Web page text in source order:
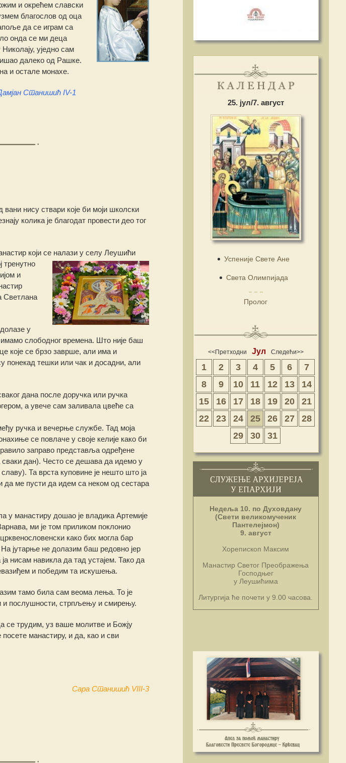
и окрећем славски
благослов од оца
да се играм са
онда се ми деца
уједно сам
далеко од Рашке.
и остале монахе.
Станишић IV-1
нису ствари које би моји школски
колика је благодат провести део тог
који се налази у селу Леушићи
тренутно
и
Светлана
у
слободног времена. Што није баш
које се брзо заврше, али има и
понекад тешки или чак и досадни, али
дана после доручка или ручка
а увече сам заливала цвеће са
ручка и вечерње службе. Тад моја
се повлаче у своје келије како би
заправо представља одређене
сваки дан). Често се дешава да идемо у
Та врста куповине је нешто што ја
ме пусти да идем са неком од сестара
у манастиру дошао је владика Артемије
ми је том приликом поклонио
како бих могла бар
јутарње не долазим баш редовно јер
нисам навикла да тад устајем. Тако да
и победим та искушења.
тамо била сам веома лења. То је
и послушности, стрпљењу и смирeњу.
се трудим, уз ваше молитве и Божју
манастиру, и да, као и сви
Сара Станишић VIII-3
25. јул/7. август
Успеније Свете Ане
Света Олимпијада
Пролог
<<Претходни Јул Следећи>>
1 2 3 4 5 6
7
8
9 10 11 12 13
14
15
16 17 18 19 20
21
22
23 24 25 26 27
28
29
30 31
Недеља 10. по Духовдану
(Свети великомученик
Пантелејмон)
9. август
Хорепископ Максим
Манастир Светог Преображења
Господњег
у Леушићима
Литургија ће почети у 9.00 часова.